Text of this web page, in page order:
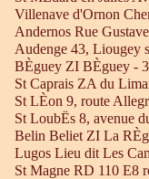
Villenave d'Ornon
Andernos Rue
Audenge 43, Liougey
BÈguey ZI BÈguey -
St Caprais ZA du
St LÈon 9, route
St LoubËs 8, avenue
Belin Beliet ZI La
Lugos Lieu dit Les
St Magne RD 110 E8